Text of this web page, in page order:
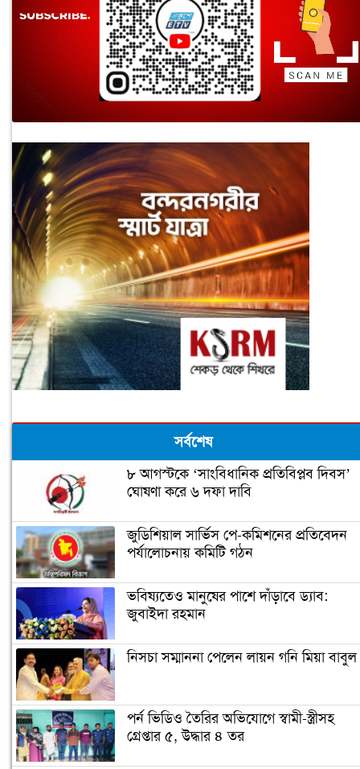
সর্বশেষ
৮ আগস্টকে ‘সাংবিধানিক প্রতিবিপ্লব দিবস’
ঘোষণা করে ৬ দফা দাবি
জুডিশিয়াল সার্ভিস পে-কমিশনের প্রতিবেদন
পর্যালোচনায় কমিটি গঠন
ভবিষ্যতেও মানুষের পাশে দাঁড়াবে ড্যাব:
জুবাইদা রহমান
নিসচা সম্মাননা পেলেন লায়ন গনি মিয়া বাবুল
পর্ন ভিডিও তৈরির অভিযোগে স্বামী-স্ত্রীসহ
গ্রেপ্তার ৫, উদ্ধার ৪ তর